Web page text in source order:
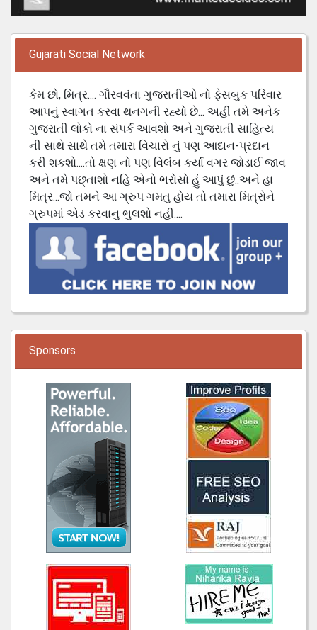
Gujarati Social Network
કેમ છો, મિત્ર.... ગૌરવવંતા ગુજરાતીઓ નો ફેસબુક પરિવાર
આપનું સ્વાગત કરવા થનગની રહ્યો છે... અહી તમે અનેક
ગુજરાતી લોકો ના સંપર્ક આવશો અને ગુજરાતી સાહિત્ય
ની સાથે સાથે તમે તમારા વિચારો નું પણ આદાન-પ્રદાન
કરી શકશો....તો ક્ષણ નો પણ વિલંબ કર્યા વગર જોડાઈ જાવ
અને તમે પછ્તાશો નહિ એનો ભરોસો હું આપું છું..અને હા
મિત્ર...જો તમને આ ગ્રુપ ગમતુ હોય તો તમારા મિત્રોને
ગ્રુપમાં એડ કરવાનુ ભુલશો નહી....
Sponsors